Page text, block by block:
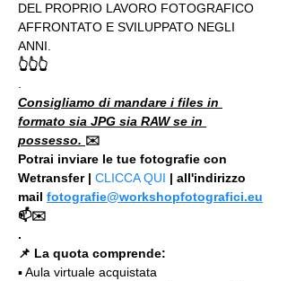
DEL PROPRIO LAVORO FOTOGRAFICO
AFFRONTATO E SVILUPPATO NEGLI
ANNI.
👆👆👆
Consigliamo di mandare i files in
formato sia JPG sia RAW se in
possesso. ✉️
Potrai inviare le tue fotografie con
Wetransfer | CLICCA QUI | all'indirizzo
mail fotografie@workshopfotografici.eu
📫✉️
.
📌 La quota comprende:
▪️ Aula virtuale acquistata